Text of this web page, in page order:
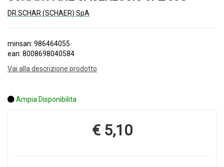
DR.SCHAR (SCHAER) SpA
minsan: 986464055
ean: 8008698040584
Vai alla descrizione prodotto
Ampia Disponibilita
Prezzo
€ 5,10